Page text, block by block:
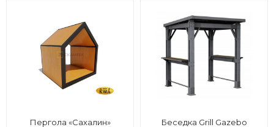
Пергола «Сахалин»
Беседка Grill Gazebo